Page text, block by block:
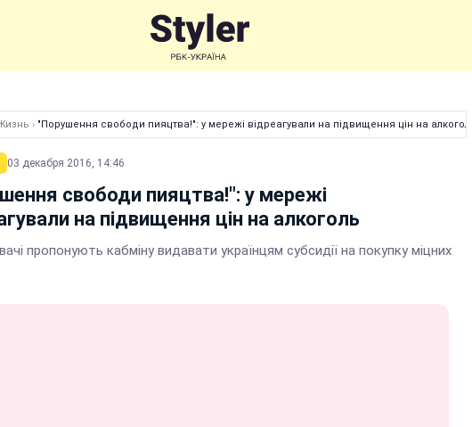
› "Порушення свободи пияцтва!": у мережі відреагували на підвищення цін на алкоголь
03 декабря 2016, 14:46
свободи пияцтва!": у мережі
на підвищення цін на алкоголь
пропонують кабміну видавати українцям субсидії на покупку міцних